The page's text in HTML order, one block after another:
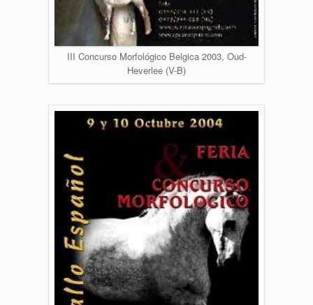
III Concurso Morfológico Belgica 2003, Oud-
Heverlee (V-B)